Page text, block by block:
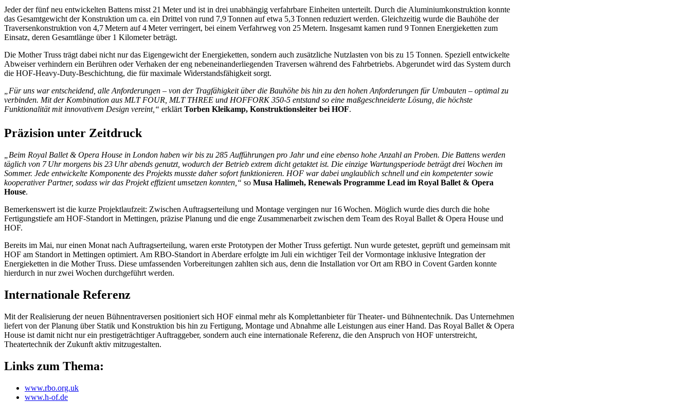
Jeder der fünf neu entwickelten Battens misst 21 Meter und ist in drei unabhängig verfahrbare Einheiten unterteilt. Durch die Aluminiumkonstruktion konnte
das Gesamtgewicht der Konstruktion um ca. ein Drittel von rund 7,9 Tonnen auf etwa 5,3 Tonnen reduziert werden. Gleichzeitig wurde die Bauhöhe der
Traversenkonstruktion von 4,7 Metern auf 4 Meter verringert, bei einem Verfahrweg von 25 Metern. Insgesamt kamen rund 9 Tonnen Energieketten zum
Einsatz, deren Gesamtlänge über 1 Kilometer beträgt.
Die Mother Truss trägt dabei nicht nur das Eigengewicht der Energieketten, sondern auch zusätzliche Nutzlasten von bis zu 15 Tonnen. Speziell entwickelte
Abweiser verhindern ein Berühren oder Verhaken der eng nebeneinanderliegenden Traversen während des Fahrbetriebs. Abgerundet wird das System durch
die HOF-Heavy-Duty-Beschichtung, die für maximale Widerstandsfähigkeit sorgt.
„Für uns war entscheidend, alle Anforderungen – von der Tragfähigkeit über die Bauhöhe bis hin zu den hohen Anforderungen für Umbauten – optimal zu
verbinden. Mit der Kombination aus MLT FOUR, MLT THREE und HOFFORK 350-5 entstand so eine maßgeschneiderte Lösung, die höchste
Funktionalität mit innovativem Design vereint,“ erklärt Torben Kleikamp, Konstruktionsleiter bei HOF.
Präzision unter Zeitdruck
„Beim Royal Ballet & Opera House in London haben wir bis zu 285 Aufführungen pro Jahr und eine ebenso hohe Anzahl an Proben. Die Battens werden
täglich von 7 Uhr morgens bis 23 Uhr abends genutzt, wodurch der Betrieb extrem dicht getaktet ist. Die einzige Wartungsperiode beträgt drei Wochen im
Sommer. Jede entwickelte Komponente des Projekts musste daher sofort funktionieren. HOF war dabei unglaublich schnell und ein kompetenter sowie
kooperativer Partner, sodass wir das Projekt effizient umsetzen konnten,“ so Musa Halimeh, Renewals Programme Lead im Royal Ballet & Opera
House.
Bemerkenswert ist die kurze Projektlaufzeit: Zwischen Auftragserteilung und Montage vergingen nur 16 Wochen. Möglich wurde dies durch die hohe
Fertigungstiefe am HOF-Standort in Mettingen, präzise Planung und die enge Zusammenarbeit zwischen dem Team des Royal Ballet & Opera House und
HOF.
Bereits im Mai, nur einen Monat nach Auftragserteilung, waren erste Prototypen der Mother Truss gefertigt. Nun wurde getestet, geprüft und gemeinsam mit
HOF am Standort in Mettingen optimiert. Am RBO-Standort in Aberdare erfolgte im Juli ein wichtiger Teil der Vormontage inklusive Integration der
Energieketten in die Mother Truss. Diese umfassenden Vorbereitungen zahlten sich aus, denn die Installation vor Ort am RBO in Covent Garden konnte
hierdurch in nur zwei Wochen durchgeführt werden.
Internationale Referenz
Mit der Realisierung der neuen Bühnentraversen positioniert sich HOF einmal mehr als Komplettanbieter für Theater- und Bühnentechnik. Das Unternehmen
liefert von der Planung über Statik und Konstruktion bis hin zu Fertigung, Montage und Abnahme alle Leistungen aus einer Hand. Das Royal Ballet & Opera
House ist damit nicht nur ein prestigeträchtiger Auftraggeber, sondern auch eine internationale Referenz, die den Anspruch von HOF unterstreicht,
Theatertechnik der Zukunft aktiv mitzugestalten.
Links zum Thema:
www.rbo.org.uk
www.h-of.de